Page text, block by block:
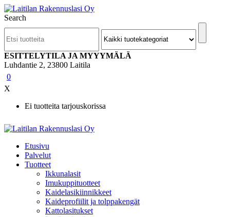
Search
ESITTELYTILA JA MYYYMÄLÄ
Luhdantie 2, 23800 Laitila
0
X
Ei tuotteita tarjouskorissa
Etusivu
Palvelut
Tuotteet
Ikkunalasit
Imukuppituotteet
Kaidelasikiinnikkeet
Kaideprofiilit ja tolppakengät
Kattolasitukset